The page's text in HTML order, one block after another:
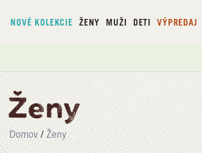
NOVÉ KOLEKCIE ŽENY MUŽI DETI VÝPREDAJ
Ženy
Domov / Ženy